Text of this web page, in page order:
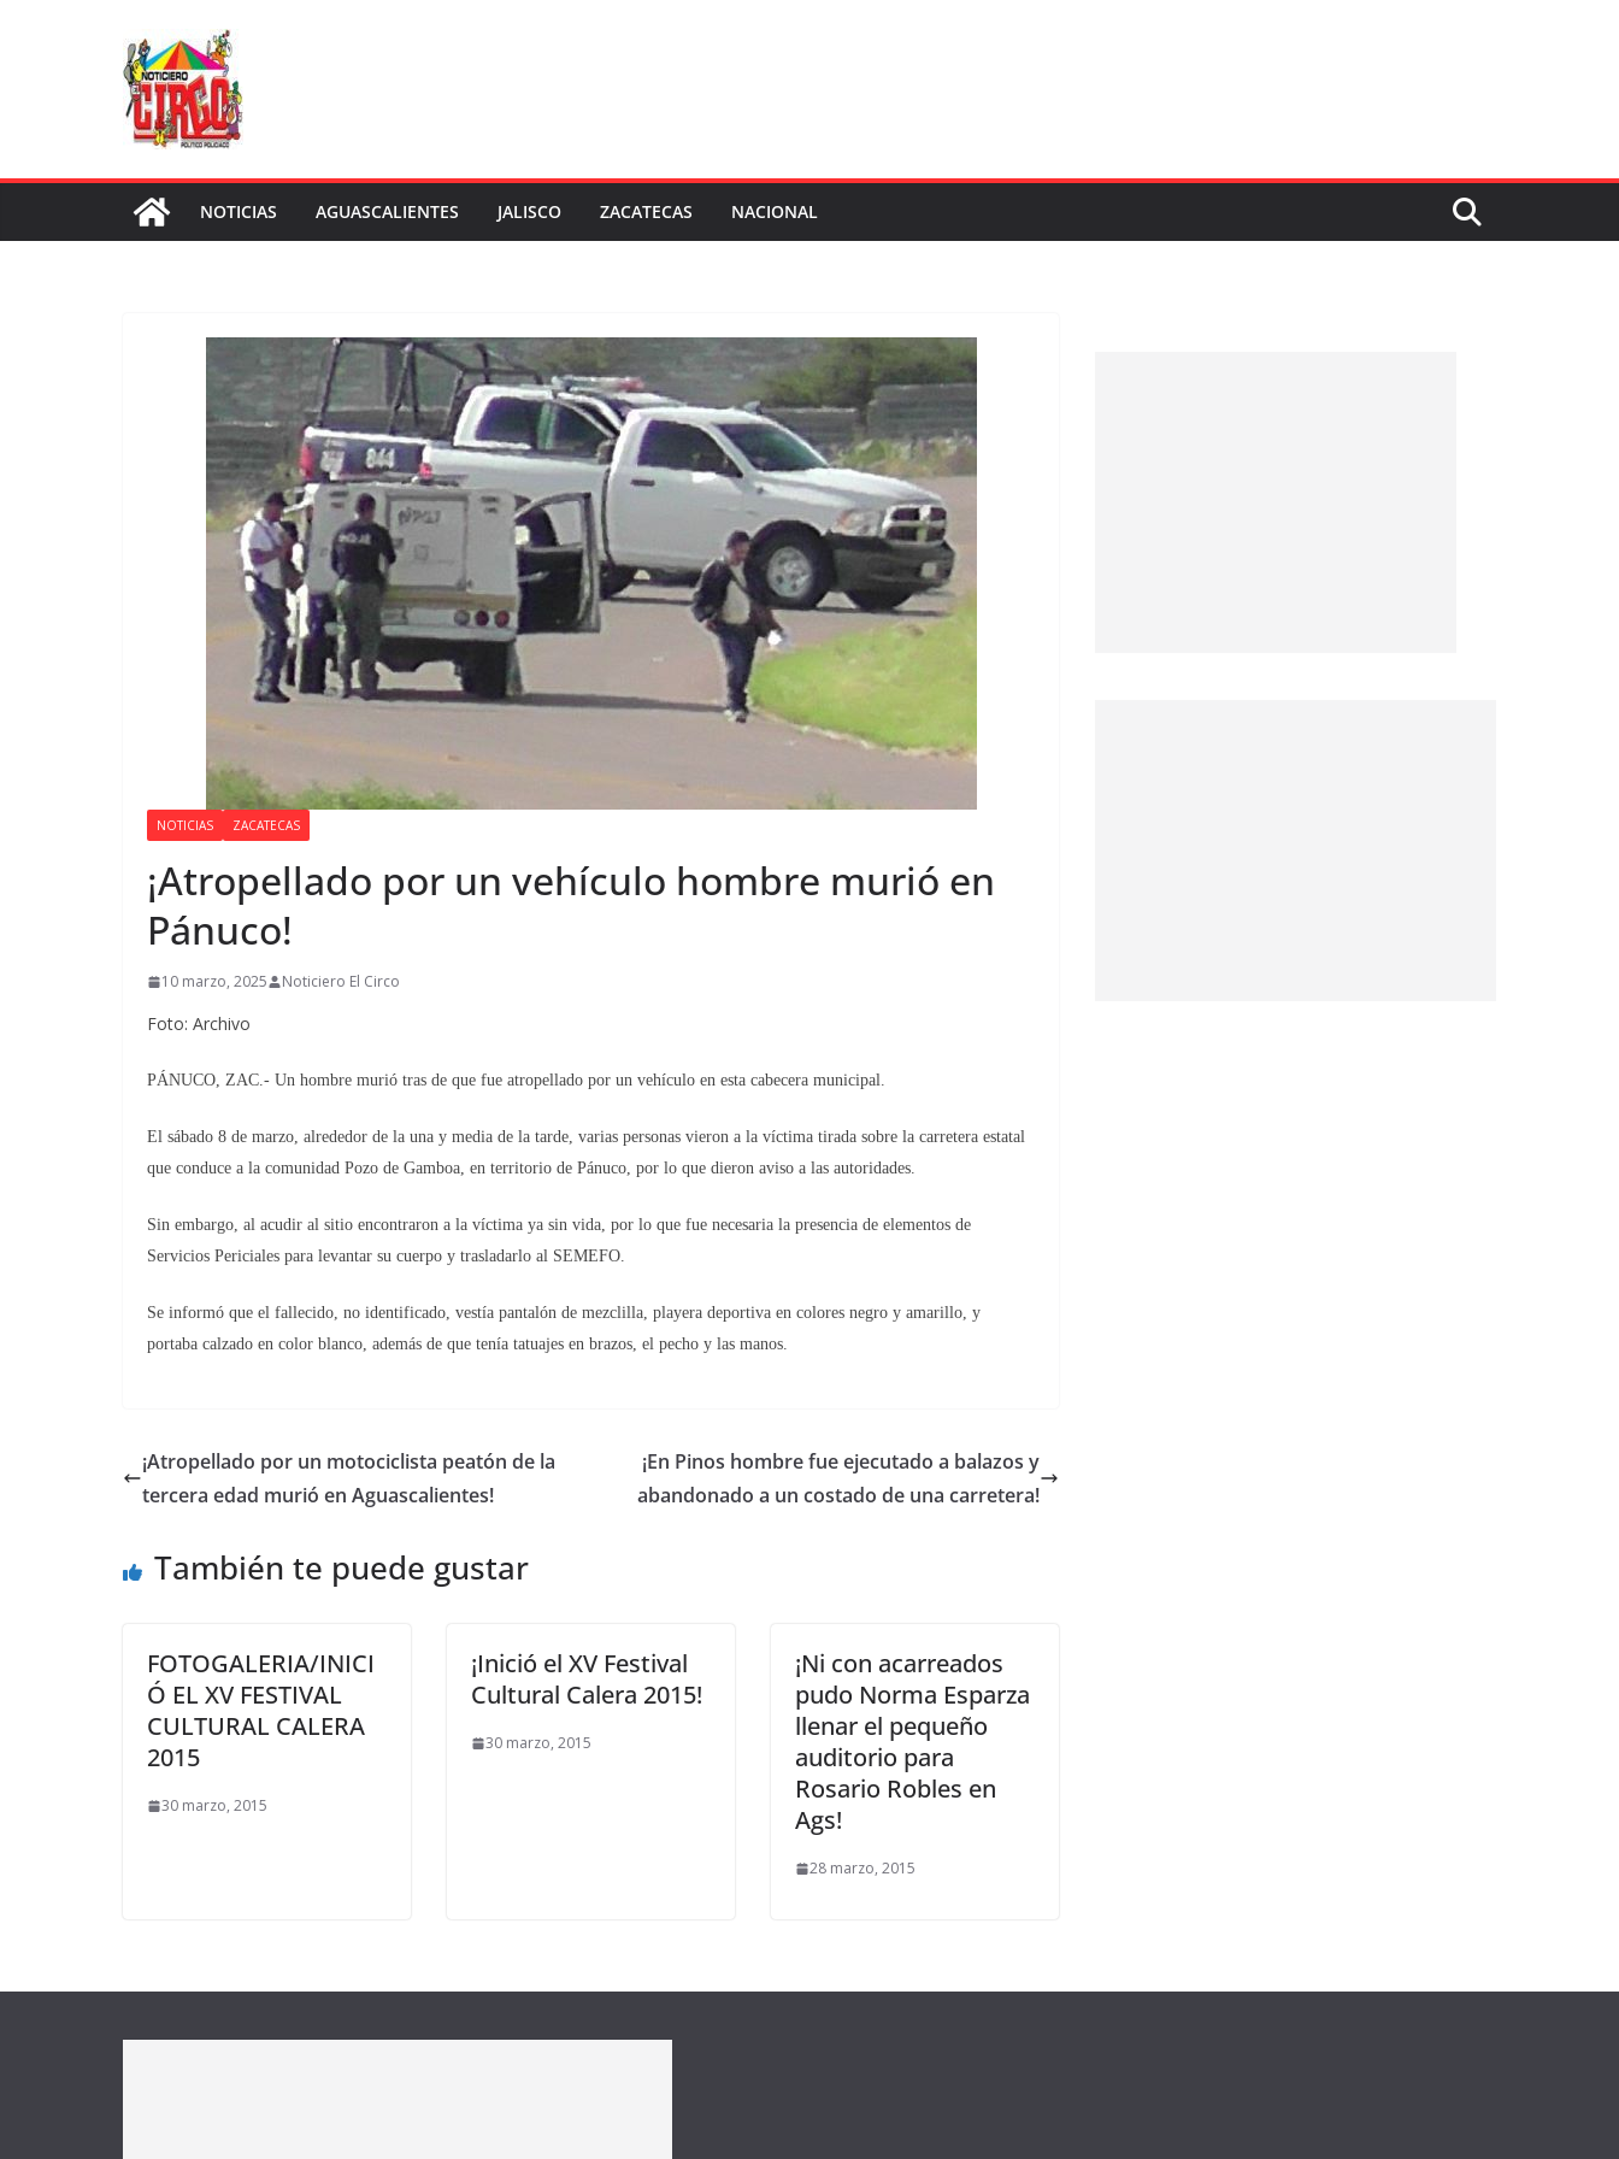
NOTICIAS AGUASCALIENTES JALISCO ZACATECAS NACIONAL
NOTICIAS ZACATECAS
¡Atropellado por un vehículo hombre murió en
Pánuco!
10 marzo, 2025 Noticiero El Circo
Foto: Archivo
PÁNUCO, ZAC.- Un hombre murió tras de que fue atropellado por un vehículo en esta cabecera municipal.
El sábado 8 de marzo, alrededor de la una y media de la tarde, varias personas vieron a la víctima tirada sobre la carretera estatal
que conduce a la comunidad Pozo de Gamboa, en territorio de Pánuco, por lo que dieron aviso a las autoridades.
Sin embargo, al acudir al sitio encontraron a la víctima ya sin vida, por lo que fue necesaria la presencia de elementos de
Servicios Periciales para levantar su cuerpo y trasladarlo al SEMEFO.
Se informó que el fallecido, no identificado, vestía pantalón de mezclilla, playera deportiva en colores negro y amarillo, y
portaba calzado en color blanco, además de que tenía tatuajes en brazos, el pecho y las manos.
¡Atropellado por un motociclista peatón de la
tercera edad murió en Aguascalientes!
¡En Pinos hombre fue ejecutado a balazos y
abandonado a un costado de una carretera!
También te puede gustar
FOTOGALERIA/INICI
Ó EL XV FESTIVAL
CULTURAL CALERA
2015
30 marzo, 2015
¡Inició el XV Festival
Cultural Calera 2015!
30 marzo, 2015
¡Ni con acarreados
pudo Norma Esparza
llenar el pequeño
auditorio para
Rosario Robles en
Ags!
28 marzo, 2015